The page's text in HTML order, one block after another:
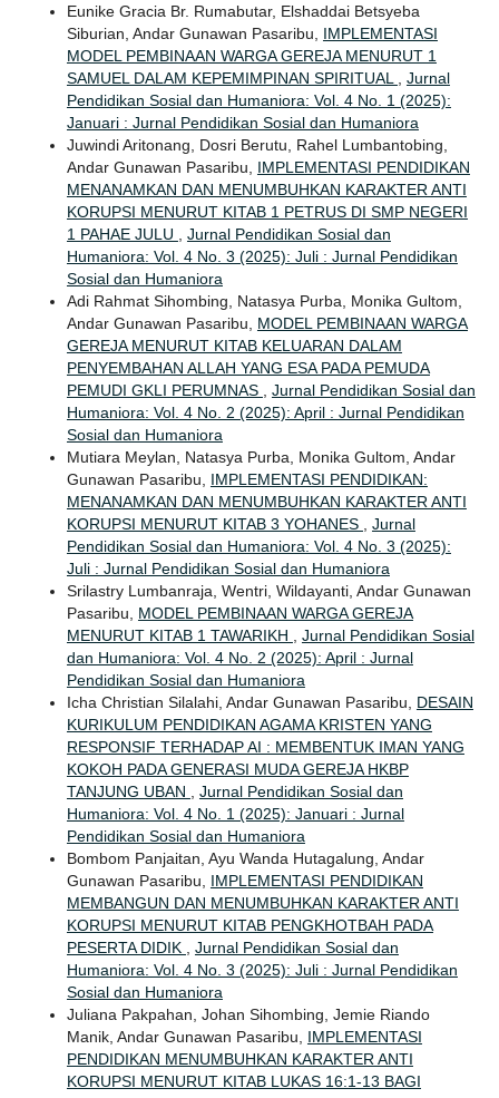
Eunike Gracia Br. Rumabutar, Elshaddai Betsyeba
Siburian, Andar Gunawan Pasaribu, IMPLEMENTASI
MODEL PEMBINAAN WARGA GEREJA MENURUT 1
SAMUEL DALAM KEPEMIMPINAN SPIRITUAL
Jurnal
Pendidikan Sosial dan Humaniora: Vol. 4 No. 1 (2025):
Januari : Jurnal Pendidikan Sosial dan Humaniora
Juwindi Aritonang, Dosri Berutu, Rahel Lumbantobing,
Andar Gunawan Pasaribu, IMPLEMENTASI PENDIDIKAN
MENANAMKAN DAN MENUMBUHKAN KARAKTER ANTI
KORUPSI MENURUT KITAB 1 PETRUS DI SMP NEGERI
1 PAHAE JULU
Jurnal Pendidikan Sosial dan
Humaniora: Vol. 4 No. 3 (2025): Juli : Jurnal Pendidikan
Sosial dan Humaniora
Adi Rahmat Sihombing, Natasya Purba, Monika Gultom,
Andar Gunawan Pasaribu, MODEL PEMBINAAN WARGA
GEREJA MENURUT KITAB KELUARAN DALAM
PENYEMBAHAN ALLAH YANG ESA PADA PEMUDA
PEMUDI GKLI PERUMNAS
Jurnal Pendidikan Sosial dan
Humaniora: Vol. 4 No. 2 (2025): April : Jurnal Pendidikan
Sosial dan Humaniora
Mutiara Meylan, Natasya Purba, Monika Gultom, Andar
Gunawan Pasaribu, IMPLEMENTASI PENDIDIKAN:
MENANAMKAN DAN MENUMBUHKAN KARAKTER ANTI
KORUPSI MENURUT KITAB 3 YOHANES
Jurnal
Pendidikan Sosial dan Humaniora: Vol. 4 No. 3 (2025):
Juli : Jurnal Pendidikan Sosial dan Humaniora
Srilastry Lumbanraja, Wentri, Wildayanti, Andar Gunawan
Pasaribu, MODEL PEMBINAAN WARGA GEREJA
MENURUT KITAB 1 TAWARIKH
Jurnal Pendidikan Sosial
dan Humaniora: Vol. 4 No. 2 (2025): April : Jurnal
Pendidikan Sosial dan Humaniora
Icha Christian Silalahi, Andar Gunawan Pasaribu, DESAIN
KURIKULUM PENDIDIKAN AGAMA KRISTEN YANG
RESPONSIF TERHADAP AI : MEMBENTUK IMAN YANG
KOKOH PADA GENERASI MUDA GEREJA HKBP
TANJUNG UBAN
Jurnal Pendidikan Sosial dan
Humaniora: Vol. 4 No. 1 (2025): Januari : Jurnal
Pendidikan Sosial dan Humaniora
Bombom Panjaitan, Ayu Wanda Hutagalung, Andar
Gunawan Pasaribu, IMPLEMENTASI PENDIDIKAN
MEMBANGUN DAN MENUMBUHKAN KARAKTER ANTI
KORUPSI MENURUT KITAB PENGKHOTBAH PADA
PESERTA DIDIK
Jurnal Pendidikan Sosial dan
Humaniora: Vol. 4 No. 3 (2025): Juli : Jurnal Pendidikan
Sosial dan Humaniora
Juliana Pakpahan, Johan Sihombing, Jemie Riando
Manik, Andar Gunawan Pasaribu, IMPLEMENTASI
PENDIDIKAN MENUMBUHKAN KARAKTER ANTI
KORUPSI MENURUT KITAB LUKAS 16:1-13 BAGI